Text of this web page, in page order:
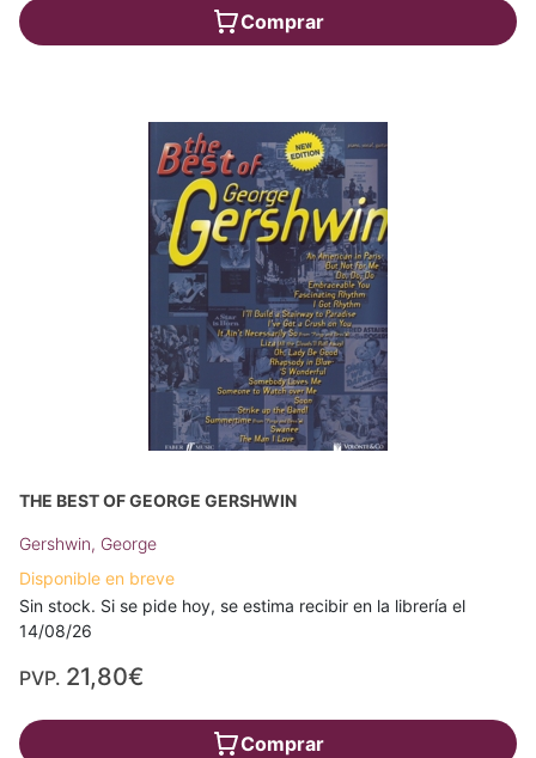
Comprar
THE BEST OF GEORGE GERSHWIN
Gershwin, George
Disponible en breve
Sin stock. Si se pide hoy, se estima recibir en la librería el
14/08/26
PVP. 21,80€
Comprar